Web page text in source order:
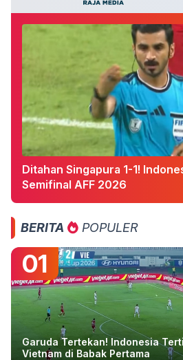
Ditahan Singapura 1-1!
Semifinal AFF 2026
BERITA POPULER
01
Garuda Tertekan! Indonesia
Vietnam di Babak Pertama